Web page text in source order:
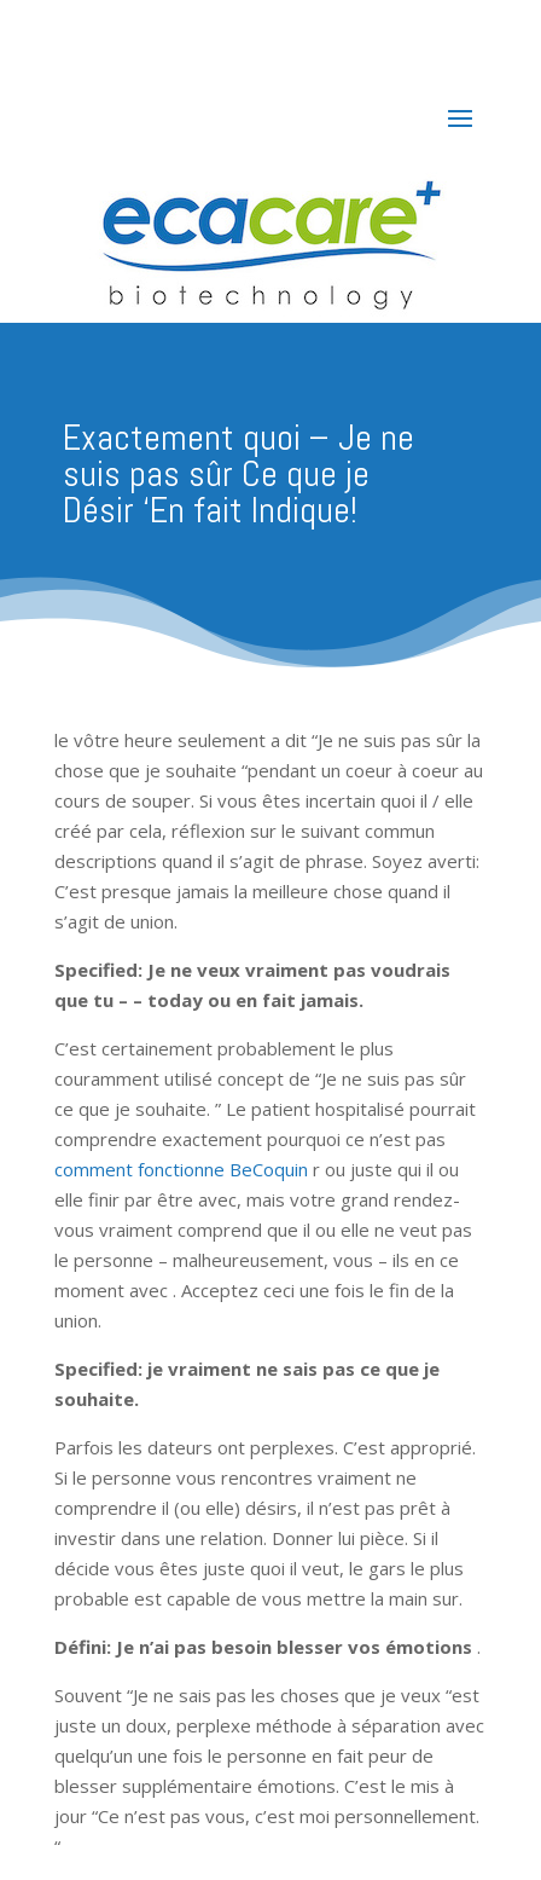
Exactement quoi – Je ne
suis pas sûr Ce que je
Désir ‘En fait Indique!
le vôtre heure seulement a dit “Je ne suis pas sûr la
chose que je souhaite “pendant un coeur à coeur au
cours de souper. Si vous êtes incertain quoi il / elle
créé par cela, réflexion sur le suivant commun
descriptions quand il s’agit de phrase. Soyez averti:
C’est presque jamais la meilleure chose quand il
s’agit de union.
Specified: Je ne veux vraiment pas voudrais
que tu – – today ou en fait jamais.
C’est certainement probablement le plus
couramment utilisé concept de “Je ne suis pas sûr
ce que je souhaite. ” Le patient hospitalisé pourrait
comprendre exactement pourquoi ce n’est pas
comment fonctionne BeCoquin r ou juste qui il ou
elle finir par être avec, mais votre grand rendez-
vous vraiment comprend que il ou elle ne veut pas
le personne – malheureusement, vous – ils en ce
moment avec . Acceptez ceci une fois le fin de la
union.
Specified: je vraiment ne sais pas ce que je
souhaite.
Parfois les dateurs ont perplexes. C’est approprié.
Si le personne vous rencontres vraiment ne
comprendre il (ou elle) désirs, il n’est pas prêt à
investir dans une relation. Donner lui pièce. Si il
décide vous êtes juste quoi il veut, le gars le plus
probable est capable de vous mettre la main sur.
Défini: Je n’ai pas besoin blesser vos émotions .
Souvent “Je ne sais pas les choses que je veux “est
juste un doux, perplexe méthode à séparation avec
quelqu’un une fois le personne en fait peur de
blesser supplémentaire émotions. C’est le mis à
jour “Ce n’est pas vous, c’est moi personnellement.
“